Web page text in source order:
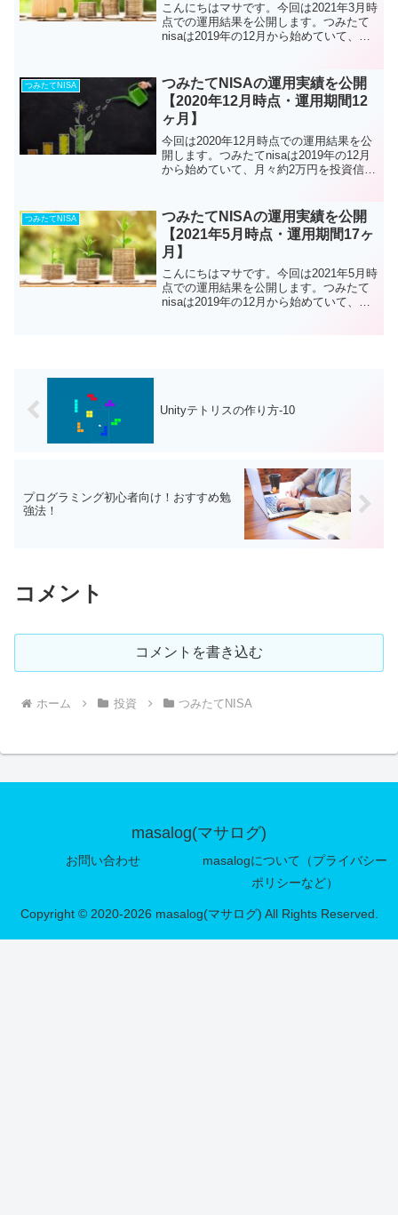
こんにちはマサです。今回は2021年3月時
点での運用結果を公開します。つみたて
nisaは2019年の12月から始めていて、最
約3万を投資しています。つみたてnisa
を...
つみたてNISA
つみたてNISAの運用実績を公開
【2020年12月時点・運用期間12
ヶ月】
今回は2020年12月時点での運用結果を公
開します。つみたてnisaは2019年の12月
から始めていて、月々約2万円を投資信託
つみたてNISA
つみたてNISAの運用実績を公開
【2021年5月時点・運用期間17ヶ
月】
こんにちはマサです。今回は2021年5月時
点での運用結果を公開します。つみたて
nisaは2019年の12月から始めていて、最
Unityテトリスの作り方-10
プログラミング初心者向け！おすすめ勉
強法！
コメント
コメントを書き込む
ホーム 投資 つみたてNISA
masalog(マサログ)
お問い合わせ
masalogについて（プライバシー
ポリシーなど）
Copyright © 2020-2026 masalog(マサログ) All Rights Reserved.